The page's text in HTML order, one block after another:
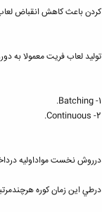
كردن باعث كاهش انقباض
توليد لعاب فريت معمولا به
1- Batching.
2- Continuous.
درروش نخست مواداوليه درداخل كوره دوارريخته
درطي اين زمان كوره